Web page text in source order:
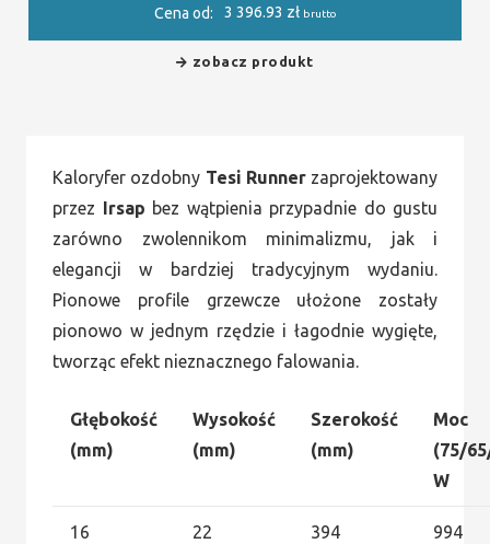
Cena od: 3 396.93 zł brutto
zobacz produkt
Kaloryfer ozdobny Tesi Runnerzaprojektowany
przez Irsap bez wątpienia przypadnie do gustu
zarówno zwolennikom minimalizmu, jak i
elegancji w bardziej tradycyjnym wydaniu.
Pionowe profile grzewcze ułożone zostały
pionowo w jednym rzędzie i łagodnie wygięte,
tworząc efekt nieznacznego falowania.
Głębokość
(mm)
Wysokość
(mm)
Szerokość
(mm)
Moc
(75/
W
16 22 394 994